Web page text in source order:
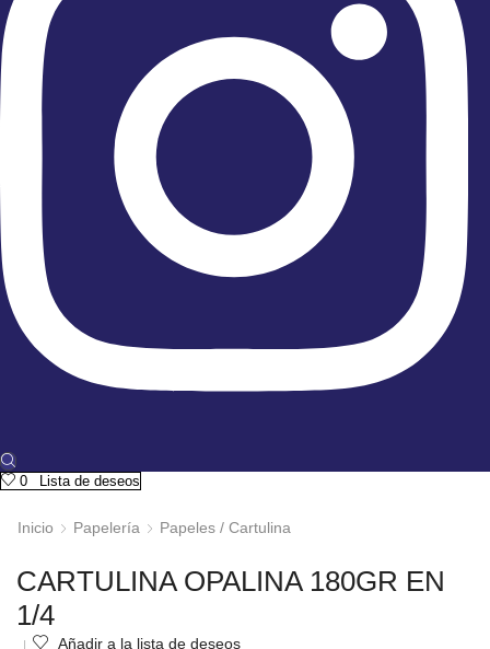
0 Lista de deseos
Inicio Papelería Papeles / Cartulina
CARTULINA OPALINA 180GR EN
1/4
Añadir a la lista de deseos